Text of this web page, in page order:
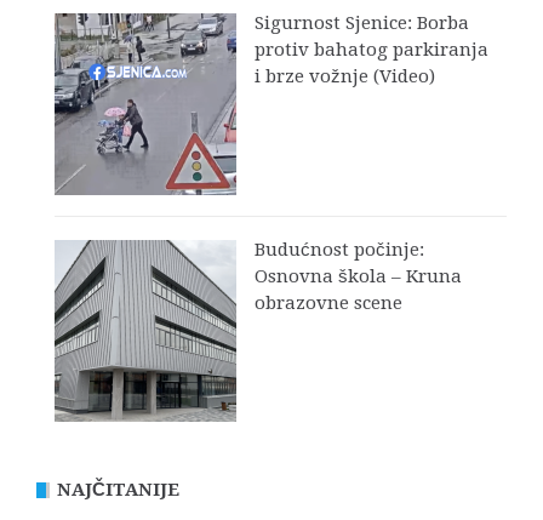
Sigurnost Sjenice: Borba
protiv bahatog parkiranja
i brze vožnje (Video)
Budućnost počinje:
Osnovna škola – Kruna
obrazovne scene
NAJČITANIJE